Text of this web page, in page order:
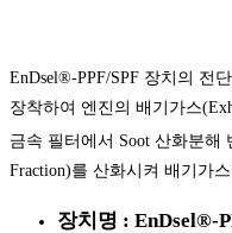
EnDsel®-PPF/SPF 장치의 전
장착하여 엔진의 배기가스
금속 필터에서 Soot 산화분해
Fraction)를 산화시켜 배기가
장치명 : EnDsel®-